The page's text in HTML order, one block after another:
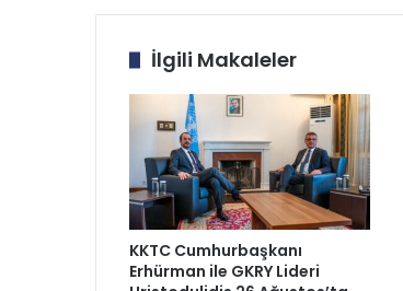
İlgili Makaleler
KKTC Cumhurbaşkanı
Erhürman ile GKRY Lideri